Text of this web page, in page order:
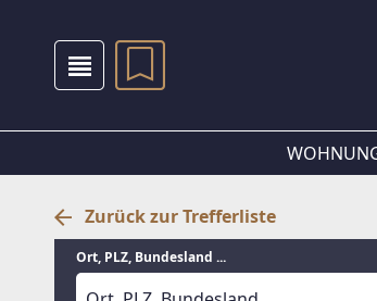
Zurück zur Trefferliste
Ort, PLZ, Bundesland ...